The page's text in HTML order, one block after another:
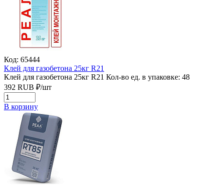
Код: 65444
Клей для газобетона 25кг R21
Клей для газобетона 25кг R21 Кол-во ед. в упаковке: 48
392 RUB ₽/шт
В корзину